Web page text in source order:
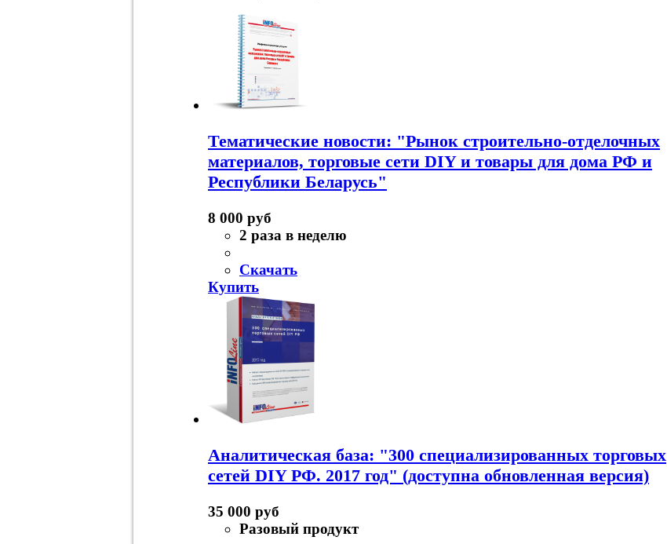
Тематические новости: "Рынок строительно-отделочных
материалов, торговые сети DIY и товары для дома РФ и
Республики Беларусь"
8 000 руб
2 раза в неделю
Скачать
Купить
Аналитическая база: "300 специализированных торговых
сетей DIY РФ. 2017 год" (доступна обновленная версия)
35 000 руб
Разовый продукт